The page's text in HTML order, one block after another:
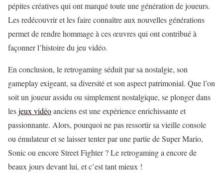
pépites créatives qui ont marqué toute une génération de joueurs.
Les redécouvrir et les faire connaître aux nouvelles générations
permet de rendre hommage à ces œuvres qui ont contribué à
façonner l’histoire du jeu vidéo.
En conclusion, le retrogaming séduit par sa nostalgie, son
gameplay exigeant, sa diversité et son aspect patrimonial. Que l’on
soit un joueur assidu ou simplement nostalgique, se plonger dans
lesjeux vidéoanciens est une expérience enrichissante et
passionnante. Alors, pourquoi ne pas ressortir sa vieille console
ou émulateur et se laisser tenter par une partie de Super Mario,
Sonic ou encore Street Fighter ? Le retrogaming a encore de
beaux jours devant lui, et c’est tant mieux !